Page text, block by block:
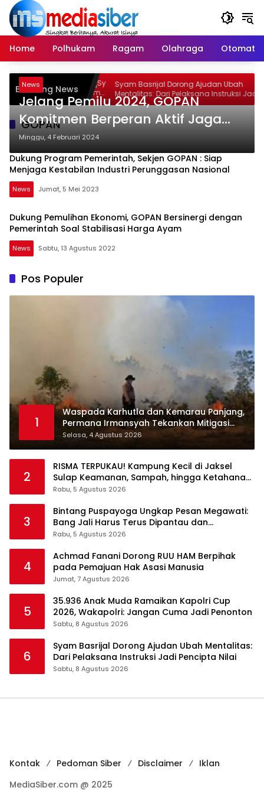
Langsung
konten
Home
Polhukam Ragam Olahraga Otomatif
Breaking News
2026 Jadi
Generasi
Syam Basrijal Dorong Ajudan Ubah
Mentalitas: Dari Pelaksana Instruksi Jadi
Pencipta Nilai
GOPAN
News
Jelang Pemilu 2024, GOPAN
Komitmen Berperan Aktif Jaga
Kamtibmas Kondusif
Minggu, 4 Februari 2024
Dukung Program Pemerintah, Sekjen GOPAN : Siap
Menjaga Kestabilan Industri Perunggasan Nasional
News Jumat, 5 Mei 2023
Dukung Pemulihan Ekonomi, GOPAN Bersinergi dengan
Pemerintah Soal Stabilisasi Harga Ayam
News Sabtu, 13 Agustus 2022
Pos Populer
1
Waspada Karhutla dan Kemarau Panjang,
Permana Irmansyah Tekankan Mitigasi
Berbasis Komunitas
Selasa, 4 Agustus 2026
2
RISMA TERPUKAU! Kampung Kecil di Jaksel
Sulap Keamanan, Sampah, hingga Ketahanan
Pangan Jadi Satu Sistem
Rabu, 5 Agustus 2026
3
Bintang Puspayoga Ungkap Pesan Megawati:
Bang Jali Harus Terus Dipantau dan
Dikembangkan
Rabu, 5 Agustus 2026
4
Achmad Fanani Dorong RUU HAM Berpihak
pada Pemajuan Hak Asasi Manusia
Jumat, 7 Agustus 2026
5
35.936 Anak Muda Ramaikan Kapolri Cup
2026, Wakapolri: Jangan Cuma Jadi Penonton
Sabtu, 8 Agustus 2026
6
Syam Basrijal Dorong Ajudan Ubah Mentalitas:
Dari Pelaksana Instruksi Jadi Pencipta Nilai
Sabtu, 8 Agustus 2026
Kontak Pedoman Siber Disclaimer
Iklan
MediaSiber.com @ 2025